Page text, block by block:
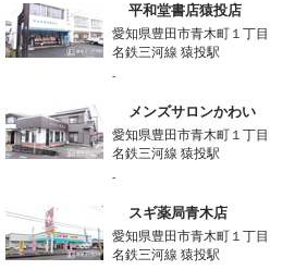
平和堂書店猿投店
愛知県豊田市青木町１丁目
名鉄三河線 猿投駅
-
メンズサロンかわい
愛知県豊田市青木町１丁目
名鉄三河線 猿投駅
-
スギ薬局青木店
愛知県豊田市青木町１丁目
名鉄三河線 猿投駅